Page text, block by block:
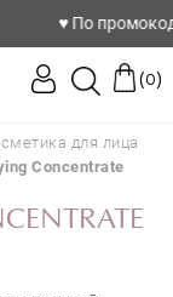
♥️ По промокоду
(0)
для лица
Concentrate